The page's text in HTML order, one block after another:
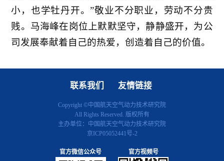
小，也学牡丹开。”敬业不分职业，劳动不分贵
贱。马海峰在岗位上默默坚守，静静盛开，为公
司发展奉献着自己的热爱，创造着自己的价值。
联系我们 友情链接
Copyright ©中国航天空气动力技术研究院
All Rights Reserved. 版权所有
主办单位：中国航天空气动力技术研究院
京ICP05052441号-2
官方微信公众号 官方视频号